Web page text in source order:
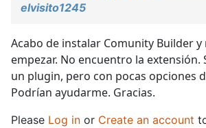
elvisito1245
Acabo de instalar Comunity Builder
empezar. No encuentro la extensión.
un plugin, pero con pocas opciones
Podrían ayudarme. Gracias.
Please Log in or Create an account